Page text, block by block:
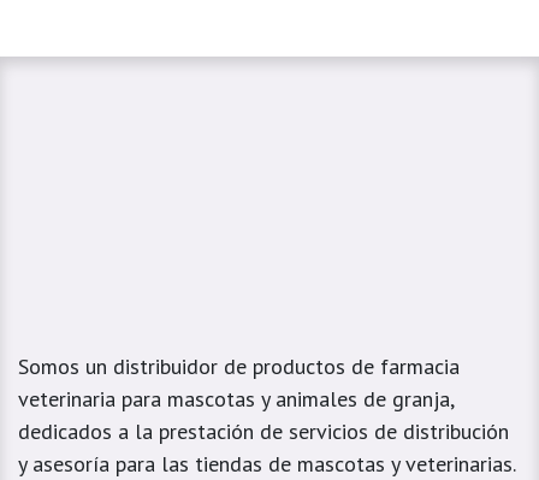
Somos un distribuidor de productos de farmacia
veterinaria para mascotas y animales de granja,
dedicados a la prestación de servicios de distribución
y asesoría para las tiendas de mascotas y veterinarias.